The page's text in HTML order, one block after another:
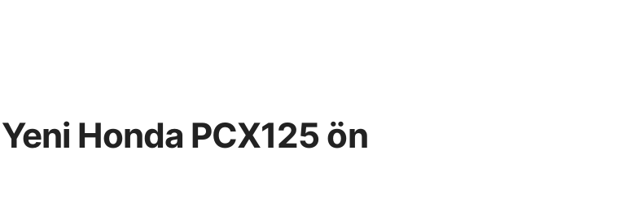
Honda PCX125 ön